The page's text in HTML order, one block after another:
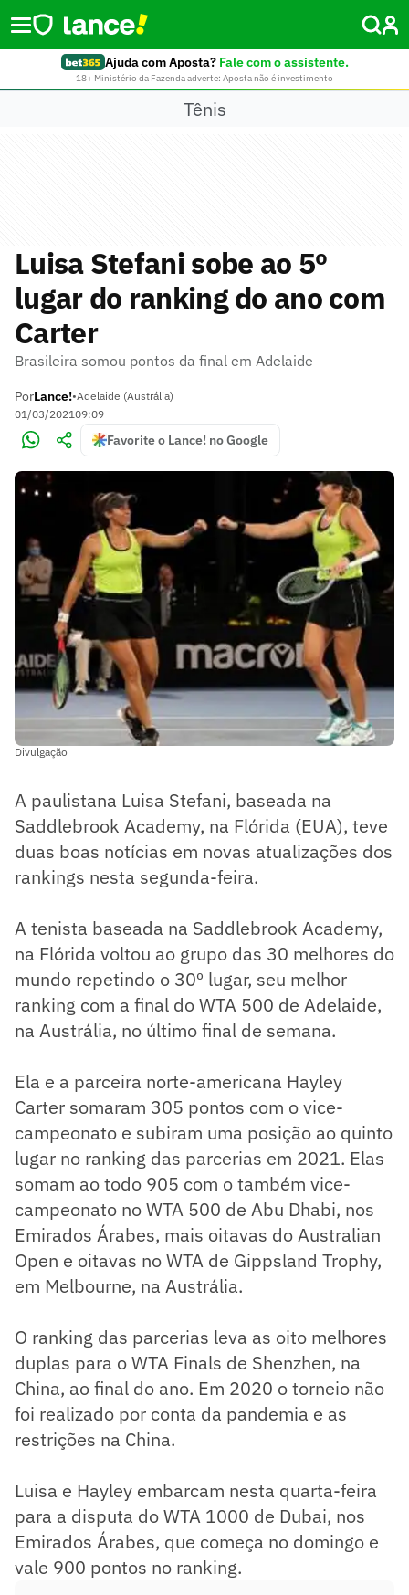
Ajuda com Aposta? Fale com o assistente.
18+ Ministério da Fazenda adverte: Aposta não é investimento
Tênis
Luisa Stefani sobe ao 5º
lugar do ranking do ano com
Carter
Brasileira somou pontos da final em Adelaide
PorLance!•Adelaide (Austrália)
01/03/202109:09
Favorite o Lance! no Google
Divulgação
A paulistana Luisa Stefani, baseada na
Saddlebrook Academy, na Flórida (EUA), teve
duas boas notícias em novas atualizações dos
rankings nesta segunda-feira.
A tenista baseada na Saddlebrook Academy,
na Flórida voltou ao grupo das 30 melhores do
mundo repetindo o 30º lugar, seu melhor
ranking com a final do WTA 500 de Adelaide,
na Austrália, no último final de semana.
Ela e a parceira norte-americana Hayley
Carter somaram 305 pontos com o vice-
campeonato e subiram uma posição ao quinto
lugar no ranking das parcerias em 2021. Elas
somam ao todo 905 com o também vice-
campeonato no WTA 500 de Abu Dhabi, nos
Emirados Árabes, mais oitavas do Australian
Open e oitavas no WTA de Gippsland Trophy,
em Melbourne, na Austrália.
O ranking das parcerias leva as oito melhores
duplas para o WTA Finals de Shenzhen, na
China, ao final do ano. Em 2020 o torneio não
foi realizado por conta da pandemia e as
restrições na China.
Luisa e Hayley embarcam nesta quarta-feira
para a disputa do WTA 1000 de Dubai, nos
Emirados Árabes, que começa no domingo e
vale 900 pontos no ranking.